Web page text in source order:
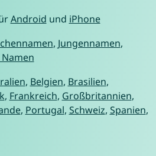
Android und iPhone
, Jungennamen,
, Belgien, Brasilien,
, Frankreich, Großbritannien,
, Portugal, Schweiz, Spanien,